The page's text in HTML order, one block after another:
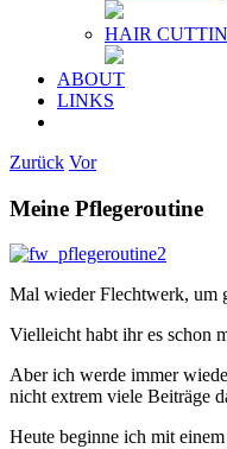
HAIR
ABOUT
LINKS
Zurück Vor
Meine Pflegeroutine
Mal wieder Flechtwerk, um
Vielleicht habt ihr es schon
Aber ich werde immer
nicht extrem viele Beiträge
Heute beginne ich mit